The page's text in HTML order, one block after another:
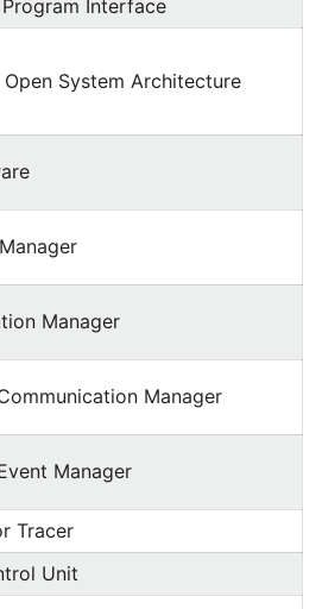
Interface
System Architecture
Manager
Manager
Manager
Tracer
Unit